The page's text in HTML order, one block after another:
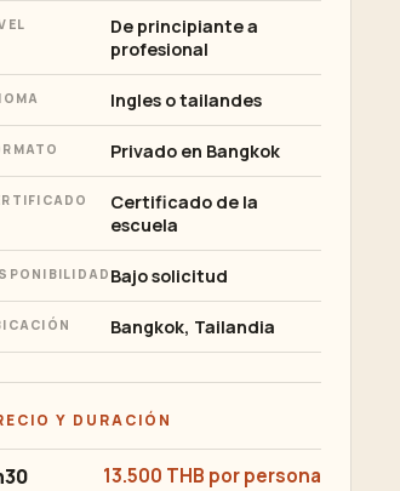
De principiante a
profesional
Ingles o tailandes
Privado en Bangkok
Certificado de la
escuela
Bajo solicitud
Bangkok, Tailandia
Y DURACIÓN
13.500 THB por persona